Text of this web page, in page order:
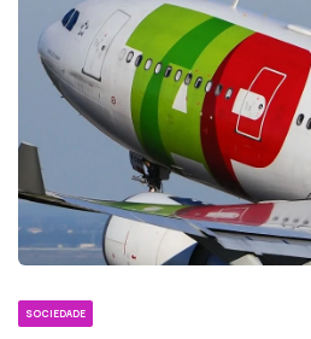
SOCIEDADE